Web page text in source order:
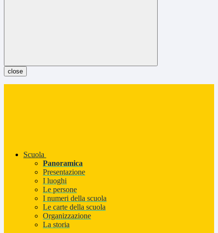
close
Scuola
Panoramica
Presentazione
I luoghi
Le persone
I numeri della scuola
Le carte della scuola
Organizzazione
La storia